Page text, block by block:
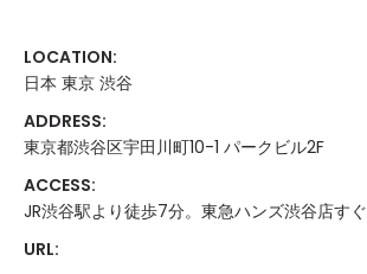
LOCATION:
日本 東京 渋谷
ADDRESS:
東京都渋谷区宇田川町10-1 パークビル2F
ACCESS:
JR渋谷駅より徒歩7分。東急ハンズ渋谷店すぐ
URL: